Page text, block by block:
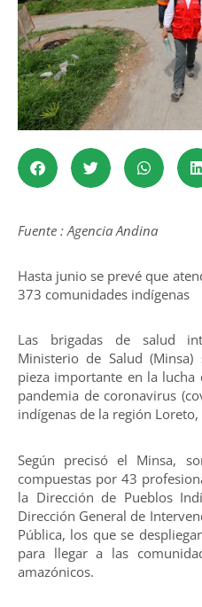
Fuente : Agencia Andina
Hasta junio se prevé que
373 comunidades indígenas
Las brigadas de salud
Ministerio de Salud
pieza importante en la
pandemia de coronavirus
indígenas de la región
Según precisó el Minsa,
compuestas por 43
la Dirección de Pueblos
Dirección General de
Pública, los que se
para llegar a las
amazónicos.